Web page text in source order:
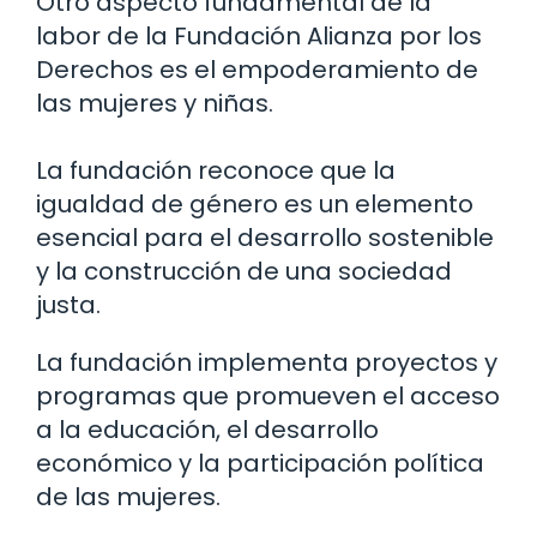
labor de la Fundación Alianza por los
Derechos es el empoderamiento de
las mujeres y niñas.
La fundación reconoce que la
igualdad de género es un elemento
esencial para el desarrollo sostenible
y la construcción de una sociedad
justa.
La fundación implementa proyectos y
programas que promueven el acceso
a la educación, el desarrollo
económico y la participación política
de las mujeres.